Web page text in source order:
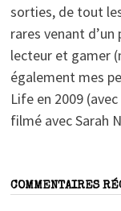
sorties, de tout
rares venant
lecteur et gamer
également mes
Life en 2009
filmé avec Sarah
COMMENTAIRES